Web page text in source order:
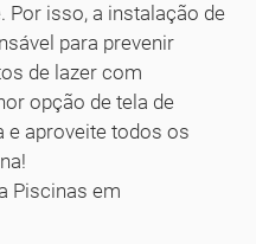
Por isso, a instalação de
para prevenir
de lazer com
opção de tela de
e aproveite todos os
Piscinas em